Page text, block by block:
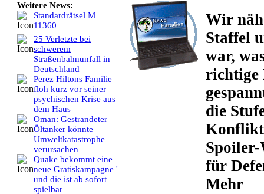
Weitere News:
Standardrätsel M
11360
25 Verletzte bei
schwerem
Straßenbahnunfall in
Deutschland
Perez Hiltons Familie
floh kurz vor seiner
psychischen Krise aus
dem Haus
Oman: Gestrandeter
Öltanker könnte
Umweltkatastrophe
verursachen
Quake bekommt eine
neue Gratiskampagne '
und die ist ab sofort
spielbar
Wir
Staffel
war,
richtige
die
Spoiler-
für
Mehr